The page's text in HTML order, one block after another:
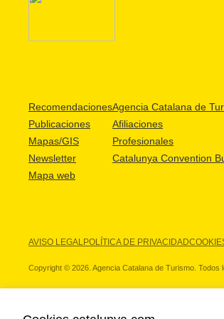
Recomendaciones
Publicaciones
Mapas/GIS
Newsletter
Mapa web
Agencia Catalana de
Afiliaciones
Profesionales
Catalunya Convention
AVISO LEGALPOLÍTICA DE PRIVACIDAD
Copyright © 2026. Agencia Catalana de Turismo. Todos